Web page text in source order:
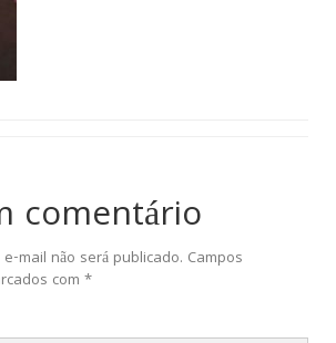
comentário
mail não será publicado. Campos
com *